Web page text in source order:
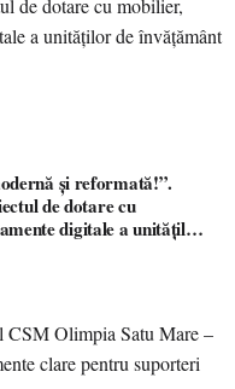
și reformată!”.
de dotare cu
digitale a unităților